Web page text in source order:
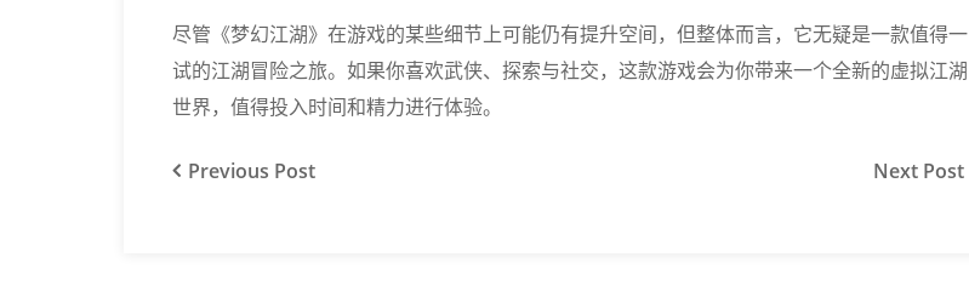
尽管《梦幻江湖》在游戏的某些细节上可能仍有提升空间，但整体而言，它无疑是一款值得一
试的江湖冒险之旅。如果你喜欢武侠、探索与社交，这款游戏会为你带来一个全新的虚拟江湖
世界，值得投入时间和精力进行体验。
Previous Post Next Post